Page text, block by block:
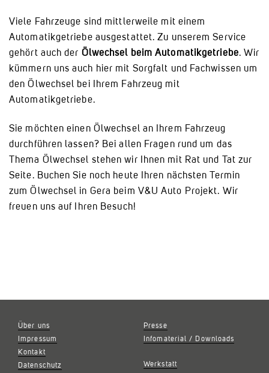
Viele Fahrzeuge sind mittlerweile mit einem
Automatikgetriebe ausgestattet. Zu unserem Service
gehört auch der Ölwechsel beim Automatikgetriebe. Wir
kümmern uns auch hier mit Sorgfalt und Fachwissen um
den Ölwechsel bei Ihrem Fahrzeug mit
Automatikgetriebe.
Sie möchten einen Ölwechsel an Ihrem Fahrzeug
durchführen lassen? Bei allen Fragen rund um das
Thema Ölwechsel stehen wir Ihnen mit Rat und Tat zur
Seite. Buchen Sie noch heute Ihren nächsten Termin
zum Ölwechsel in Gera beim V&U Auto Projekt. Wir
freuen uns auf Ihren Besuch!
Über uns
Impressum
Kontakt
Datenschutz
Presse
Infomaterial / Downloads
Werkstatt